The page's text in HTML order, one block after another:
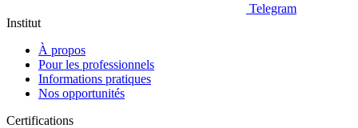
Telegram
Institut
À propos
Pour les professionnels
Informations pratiques
Nos opportunités
Certifications